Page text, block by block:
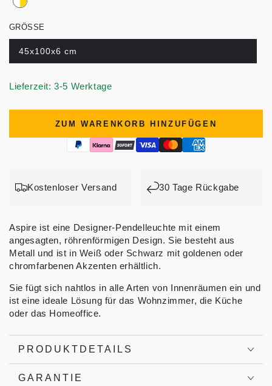
GRÖSSE
45x100x6 cm
Lieferzeit: 3-5 Werktage
ZUM WARENKORB HINZUFÜGEN
Kostenloser Versand 30 Tage Rückgabe
Aspire ist eine Designer-Pendelleuchte mit einem
angesagten, röhrenförmigen Design. Sie besteht aus
Metall und ist in Weiß oder Schwarz mit goldenen oder
chromfarbenen Akzenten erhältlich.
Sie fügt sich nahtlos in alle Arten von Innenräumen ein und
ist eine ideale Lösung für das Wohnzimmer, die Küche
oder das Homeoffice.
PRODUKTDETAILS
GARANTIE